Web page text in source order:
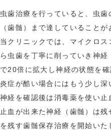
虫歯治療を行っていると、虫
（歯髄）まで達していることが
当クリニックでは、マイクロ
ら虫歯を丁寧に削っていき神
で20倍に拡大し神経の状態を確
炎症が酷い場合にはもう少し深
神経を確認後は消毒薬を使い止
止血が出来た神経（歯髄）は
を残す歯髄保存治療を開始いた